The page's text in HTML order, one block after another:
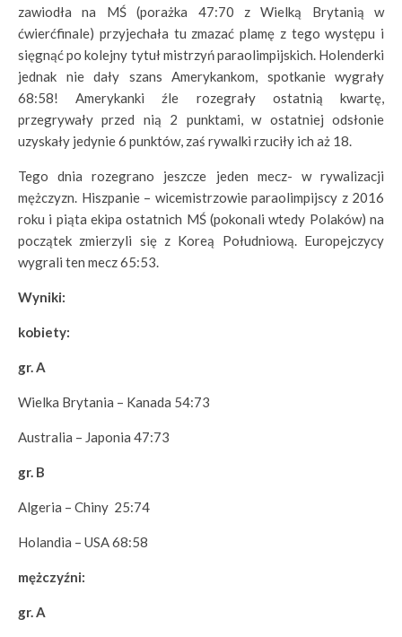
zawiodła na MŚ (porażka 47:70 z Wielką Brytanią w
ćwierćfinale) przyjechała tu zmazać plamę z tego występu i
sięgnąć po kolejny tytuł mistrzyń paraolimpijskich. Holenderki
jednak nie dały szans Amerykankom, spotkanie wygrały
68:58! Amerykanki źle rozegrały ostatnią kwartę,
przegrywały przed nią 2 punktami, w ostatniej odsłonie
uzyskały jedynie 6 punktów, zaś rywalki rzuciły ich aż 18.
Tego dnia rozegrano jeszcze jeden mecz- w rywalizacji
mężczyzn. Hiszpanie – wicemistrzowie paraolimpijscy z 2016
roku i piąta ekipa ostatnich MŚ (pokonali wtedy Polaków) na
początek zmierzyli się z Koreą Południową. Europejczycy
wygrali ten mecz 65:53.
Wyniki:
kobiety:
gr. A
Wielka Brytania – Kanada 54:73
Australia – Japonia 47:73
gr. B
Algeria – Chiny 25:74
Holandia – USA 68:58
mężczyźni:
gr. A